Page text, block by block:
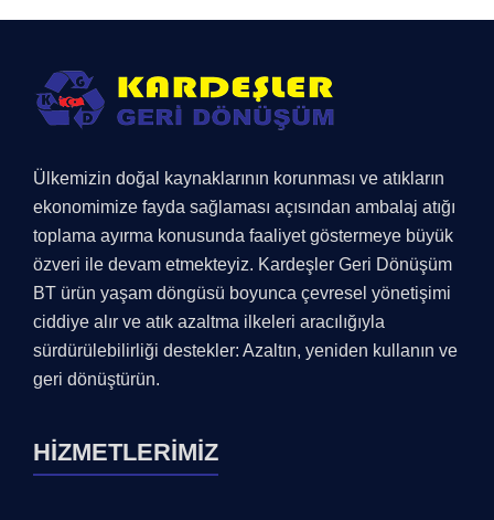
Ülkemizin doğal kaynaklarının korunması ve atıkların
ekonomimize fayda sağlaması açısından ambalaj atığı
toplama ayırma konusunda faaliyet göstermeye büyük
özveri ile devam etmekteyiz. Kardeşler Geri Dönüşüm
BT ürün yaşam döngüsü boyunca çevresel yönetişimi
ciddiye alır ve atık azaltma ilkeleri aracılığıyla
sürdürülebilirliği destekler: Azaltın, yeniden kullanın ve
geri dönüştürün.
HİZMETLERİMİZ